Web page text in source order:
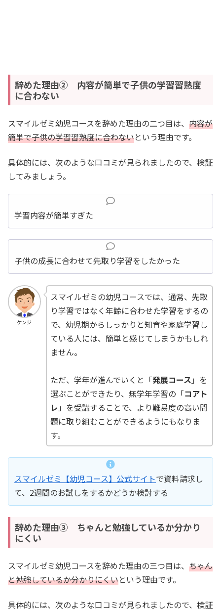
辞めた理由② 内容が簡単で子供の学習習熟度
に合わない
スマイルゼミ幼児コースを辞めた理由の二つ目は、 内容が
簡単で子供の学習習熟度に合わないという理由です。
具体的には、次のような口コミが見られましたので、検証
してみましょう。
学習内容が簡単すぎた
子供の成長に合わせて先取り学習をしたかった
ケンジ
スマイルゼミの幼児コースでは、通常、先取
り学習ではなく年齢に合わせた学習をするの
で、幼児期からしっかりと知育や家庭学習し
ている人には、簡単と感じてしまうかもしれ
ません。
ただ、学年が進んでいくと「発展コース 」を
選ぶことができたり、無学年学習の「コアト
レ 」を受講することで、より難易度の高い問
題に取り組むことができるようにもなりま
す。
スマイルゼミ【幼児コース】公式サイトで資料請求し
て、2週間のお試しをするかどうか検討する
辞めた理由③ ちゃんと勉強しているか分かり
にくい
スマイルゼミ幼児コースを辞めた理由の三つ目は、 ちゃん
と勉強しているか分かりにくいという理由です。
具体的には、次のような口コミが見られましたので、検証